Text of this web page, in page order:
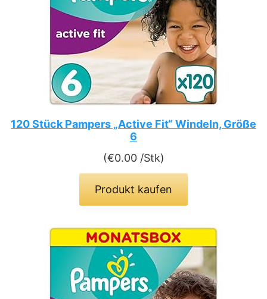
120 Stück Pampers „Active Fit“ Windeln, Größe
6
(€0.00 /Stk)
Produkt kaufen